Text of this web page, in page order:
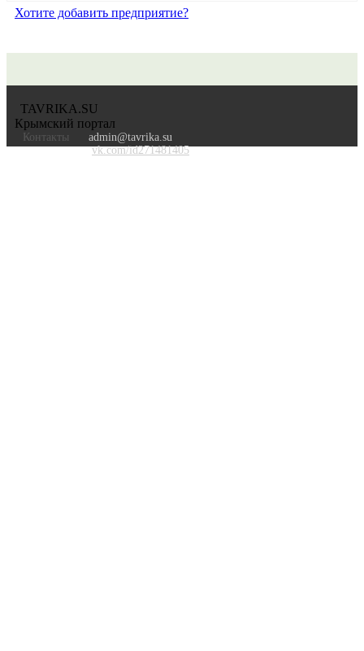
Хотите добавить предприятие?
TAVRIKA.SU
Крымский портал
Контакты
admin@tavrika.su
vk.com/id271481405